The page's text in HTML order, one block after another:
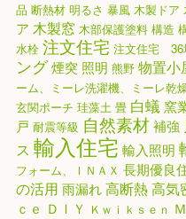
品 断熱材 明るさ 暴風 木製ドア
ア 木製窓 木部保護塗料 構造
水栓 注文住宅 注文住宅 36
ング煙突 照明 熊野 物置小
ーム、ミーレ洗濯機、ミーレ乾
玄関ポーチ 珪藻土 畳 白蟻 窯
戸 耐震等級 自然素材補強
ス 輸入住宅 輸入照明
フォーム、ＩＮＡＸ 長期優良
の活用 雨漏れ高断熱高気
ｃｅ ＤＩＹ Ｋｗｉｋｓｅｎ